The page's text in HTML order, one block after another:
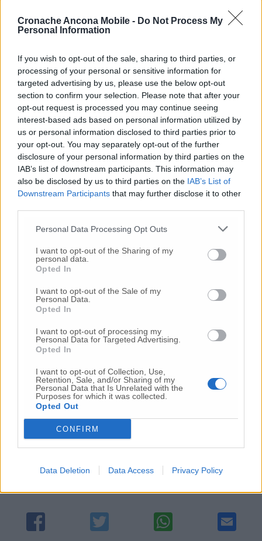
Cronache Ancona Mobile - Do Not Process My
Personal Information
If you wish to opt-out of the sale, sharing to third parties, or
processing of your personal or sensitive information for
targeted advertising by us, please use the below opt-out
section to confirm your selection. Please note that after your
opt-out request is processed you may continue seeing
interest-based ads based on personal information utilized by
us or personal information disclosed to third parties prior to
your opt-out. You may separately opt-out of the further
disclosure of your personal information by third parties on the
IAB’s list of downstream participants. This information may
also be disclosed by us to third parties on the IAB’s List of
Downstream Participants that may further disclose it to other
Personal Data Processing Opt Outs
I want to opt-out of the Sharing of my
personal data.
Opted In
I want to opt-out of the Sale of my
Personal Data.
Opted In
I want to opt-out of processing my
Personal Data for Targeted Advertising.
Opted In
I want to opt-out of Collection, Use,
Retention, Sale, and/or Sharing of my
Personal Data that Is Unrelated with the
Purposes for which it was collected.
Opted Out
CONFIRM
Data Deletion Data Access Privacy Policy
nuovo anno Moreno Pieroni ha poi elencato il
progetto di ripartenza perascensore
inclinato. «Stiamo definendo con il ministero
l’ascensore e possiamo farlo ripartire anche a
servizio di tanti pellegrini che speriamo
tornino quest’anno» ha detto. Per ilprogetto
delle scuole Marconiè stata scelta come
stazione appaltante la Regione
Marche.«L’aggiudicazione dei lavori – ha
anticipato – dovrebbe avvenire entro l’estate,
ed entro un anno-un anno e mezzo potremo
tagliare il nastro dell’opera tanto attesa».
L’ultimo, ma non meno importante, passaggio
istituzionale è stato relativo invece
all’ospedale di comunità Santa Casa, «On
progetto di valenza politica, – l’ha definito il
Regione (in vista della definizione del nuovo
Piano socio sanitario ndr) sul suo futuro
strategica la sua funzione per la vallata del
Musone e il Potenza».
Montorso, Open Day vaccinale al Centro Giovanni
Paolo II
© RIPRODUZIONE RISERVATA
Vai alla home